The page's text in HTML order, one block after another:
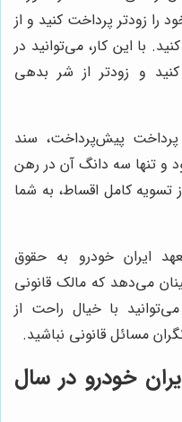
را زودتر پرداخت کنید و از
با این کار، می‌توانید در
و زودتر از شر بدهی
پیش‌پرداخت، سند
و تنها سه دانگ آن در رهن
کامل اقساط، به شما
ایران خودرو به حقوق
می‌دهد که مالک قانونی
با خیال راحت از
مسائل قانونی نباشید.
خودرو در سال